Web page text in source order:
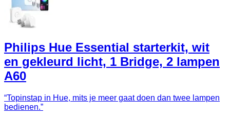
Philips Hue Essential starterkit, wit
en gekleurd licht, 1 Bridge, 2 lampen
A60
“Topinstap in Hue, mits je meer gaat doen dan twee lampen
bedienen.”